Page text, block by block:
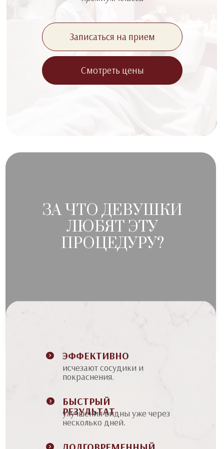
глав.врачом Проскуриной Е.О
Записаться на прием
Смотреть цены
БЫСТРЫЙ
РЕЗУЛЬТАТ
улучшения видны уже через
несколько дней.
исчезают сосудики и
покраснения.
ЭФФЕКТИВНО
ЗА ЧТО ДЕВУШКИ
ЛЮБЯТ ЭТУ
ПРОЦЕДУРУ?